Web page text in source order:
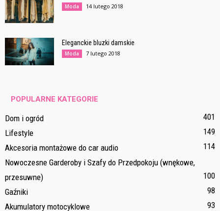
Moda 14 lutego 2018
Eleganckie bluzki damskie
Moda 7 lutego 2018
POPULARNE KATEGORIE
Dom i ogród
401
Lifestyle
149
Akcesoria montażowe do car audio
114
Nowoczesne Garderoby i Szafy do Przedpokoju (wnękowe,
przesuwne)
100
Gaźniki
98
Akumulatory motocyklowe
93